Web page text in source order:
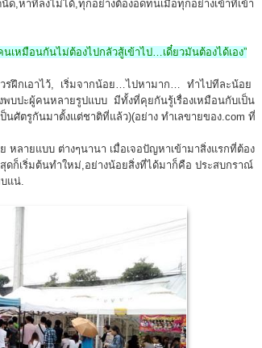
หาที่ลงไม่ได้,ทุกอย่างต้องอดทนเมื่อทุกอย่างเข้าที่เข้า
เหมือนกันไม่ต้องไปกลัวสู้เข้าไป…เดี๋ยวมันต้องได้เอง”
รฝึกเอาไว้, เริ่มจากน้อย…ไปหามาก… ทำไปทีละน้อย
พบปะผู้คนหลายรูปแบบ มีทั้งที่คุยกันรู้เรื่องเหมือนกับเป็น
ศัตรูกันมาตั้งแต่ชาติที่แล้ว)(อย่าง ทำเลขายของ.com ที่
หลายแบบ ต่างๆนานา เมื่อเจอปัญหาเข้ามาสิ่งแรกที่ต้อง
ดก็เริ่มต้นทำใหม่,อย่างน้อยสิ่งที่ได้มาก็คือ ประสบกราณ์
แน่.